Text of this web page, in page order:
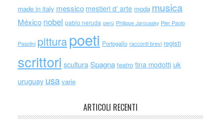
made in italy messico mestieri d' arte moda musica
México nobel pablo neruda perù Philippe Jaroussky Pier Paolo
Pasolini pitturapoeti Portogallo racconti brevi registi
scrittori scultura Spagna teatro tina modotti uk
uruguay usa varie
ARTICOLI RECENTI